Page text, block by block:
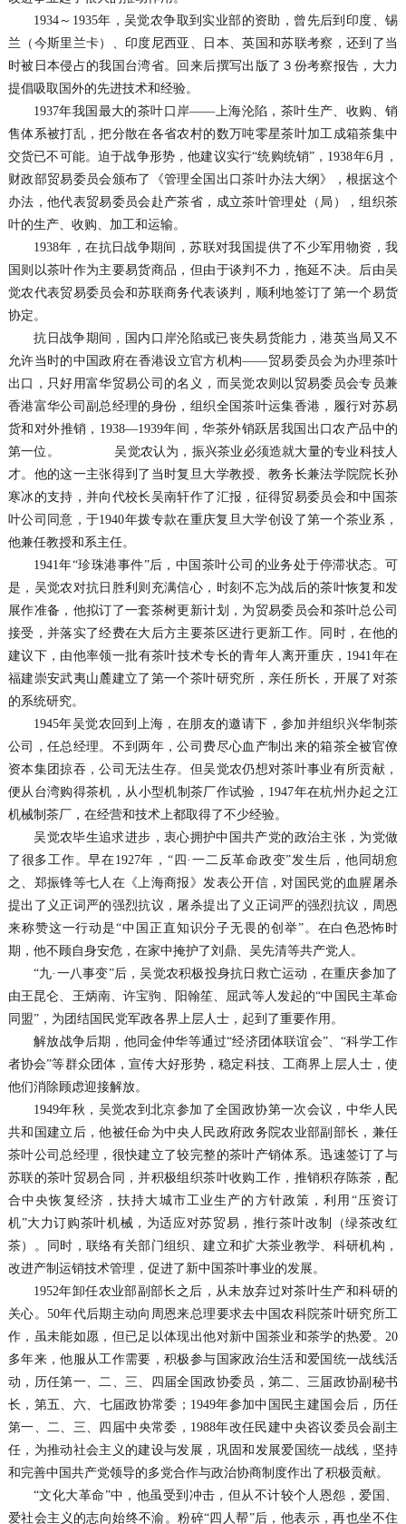
1934～1935年，吴觉农争取到实业部的资助，曾先后到印度、锡
兰（今斯里兰卡）、印度尼西亚、日本、英国和苏联考察，还到了当
时被日本侵占的我国台湾省。回来后撰写出版了３份考察报告，大力
提倡吸取国外的先进技术和经验。
1937年我国最大的茶叶口岸——上海沦陷，茶叶生产、收购、销
售体系被打乱，把分散在各省农村的数万吨零星茶叶加工成箱茶集中
交货已不可能。迫于战争形势，他建议实行“统购统销”，1938年6月，
财政部贸易委员会颁布了《管理全国出口茶叶办法大纲》，根据这个
办法，他代表贸易委员会赴产茶省，成立茶叶管理处（局），组织茶
叶的生产、收购、加工和运输。
1938年，在抗日战争期间，苏联对我国提供了不少军用物资，我
国则以茶叶作为主要易货商品，但由于谈判不力，拖延不决。后由吴
觉农代表贸易委员会和苏联商务代表谈判，顺利地签订了第一个易货
协定。
抗日战争期间，国内口岸沦陷或已丧失易货能力，港英当局又不
允许当时的中国政府在香港设立官方机构——贸易委员会为办理茶叶
出口，只好用富华贸易公司的名义，而吴觉农则以贸易委员会专员兼
香港富华公司副总经理的身份，组织全国茶叶运集香港，履行对苏易
货和对外推销，1938—1939年间，华茶外销跃居我国出口农产品中的
第一位。 吴觉农认为，振兴茶业必须造就大量的专业科技人
才。他的这一主张得到了当时复旦大学教授、教务长兼法学院院长孙
寒冰的支持，并向代校长吴南轩作了汇报，征得贸易委员会和中国茶
叶公司同意，于1940年拨专款在重庆复旦大学创设了第一个茶业系，
他兼任教授和系主任。
1941年“珍珠港事件”后，中国茶叶公司的业务处于停滞状态。可
是，吴觉农对抗日胜利则充满信心，时刻不忘为战后的茶叶恢复和发
展作准备，他拟订了一套茶树更新计划，为贸易委员会和茶叶总公司
接受，并落实了经费在大后方主要茶区进行更新工作。同时，在他的
建议下，由他率领一批有茶叶技术专长的青年人离开重庆，1941年在
福建崇安武夷山麓建立了第一个茶叶研究所，亲任所长，开展了对茶
的系统研究。
1945年吴觉农回到上海，在朋友的邀请下，参加并组织兴华制茶
公司，任总经理。不到两年，公司费尽心血产制出来的箱茶全被官僚
资本集团掠吞，公司无法生存。但吴觉农仍想对茶叶事业有所贡献，
便从台湾购得茶机，从小型机制茶厂作试验，1947年在杭州办起之江
机械制茶厂，在经营和技术上都取得了不少经验。
吴觉农毕生追求进步，衷心拥护中国共产党的政治主张，为党做
了很多工作。早在1927年，“四·一二反革命政变”发生后，他同胡愈
之、郑振锋等七人在《上海商报》发表公开信，对国民党的血腥屠杀
提出了义正词严的强烈抗议，屠杀提出了义正词严的强烈抗议，周恩
来称赞这一行动是“中国正直知识分子无畏的创举”。在白色恐怖时
期，他不顾自身安危，在家中掩护了刘鼎、吴先清等共产党人。
“九·一八事变”后，吴觉农积极投身抗日救亡运动，在重庆参加了
由王昆仑、王炳南、许宝驹、阳翰笙、屈武等人发起的“中国民主革命
同盟”，为团结国民党军政各界上层人士，起到了重要作用。
解放战争后期，他同金仲华等通过“经济团体联谊会”、“科学工作
者协会”等群众团体，宣传大好形势，稳定科技、工商界上层人士，使
他们消除顾虑迎接解放。
1949年秋，吴觉农到北京参加了全国政协第一次会议，中华人民
共和国建立后，他被任命为中央人民政府政务院农业部副部长，兼任
茶叶公司总经理，很快建立了较完整的茶叶产销体系。迅速签订了与
苏联的茶叶贸易合同，并积极组织茶叶收购工作，推销积存陈茶，配
合中央恢复经济，扶持大城市工业生产的方针政策，利用“压资订
机”大力订购茶叶机械，为适应对苏贸易，推行茶叶改制（绿茶改红
茶）。同时，联络有关部门组织、建立和扩大茶业教学、科研机构，
改进产制运销技术管理，促进了新中国茶叶事业的发展。
1952年卸任农业部副部长之后，从未放弃过对茶叶生产和科研的
关心。50年代后期主动向周恩来总理要求去中国农科院茶叶研究所工
作，虽未能如愿，但已足以体现出他对新中国茶业和茶学的热爱。20
多年来，他服从工作需要，积极参与国家政治生活和爱国统一战线活
动，历任第一、二、三、四届全国政协委员，第二、三届政协副秘书
长，第五、六、七届政协常委；1949年参加中国民主建国会后，历任
第一、二、三、四届中央常委，1988年改任民建中央咨议委员会副主
任，为推动社会主义的建设与发展，巩固和发展爱国统一战线，坚持
和完善中国共产党领导的多党合作与政治协商制度作出了积极贡献。
“文化大革命”中，他虽受到冲击，但从不计较个人恩怨，爱国、
爱社会主义的志向始终不渝。粉碎“四人帮”后，他表示，再也坐不住